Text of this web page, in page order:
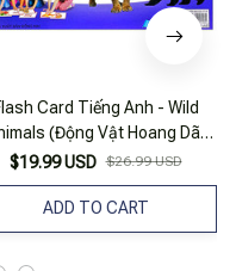
Card Tiếng Anh - Wild
(Động Vật Hoang Dã)
(Tái Bản 2023)
$19.99 USD $26.99 USD
ADD TO CART